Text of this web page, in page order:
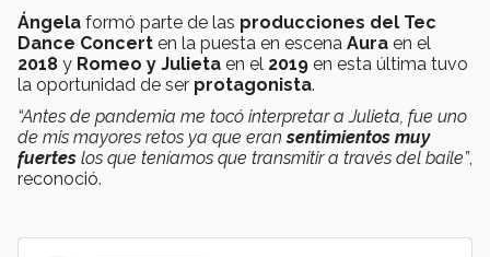
Ángela formó parte de las producciones del Tec
Dance Concert en la puesta en escena Aura en el
2018 y Romeo y Julieta en el 2019 en esta última tuvo
la oportunidad de ser protagonista.
“Antes de pandemia me tocó interpretar a Julieta, fue uno
de mis mayores retos ya que eransentimientos muy
fuertes los que teníamos que transmitir a través del baile”,
reconoció.